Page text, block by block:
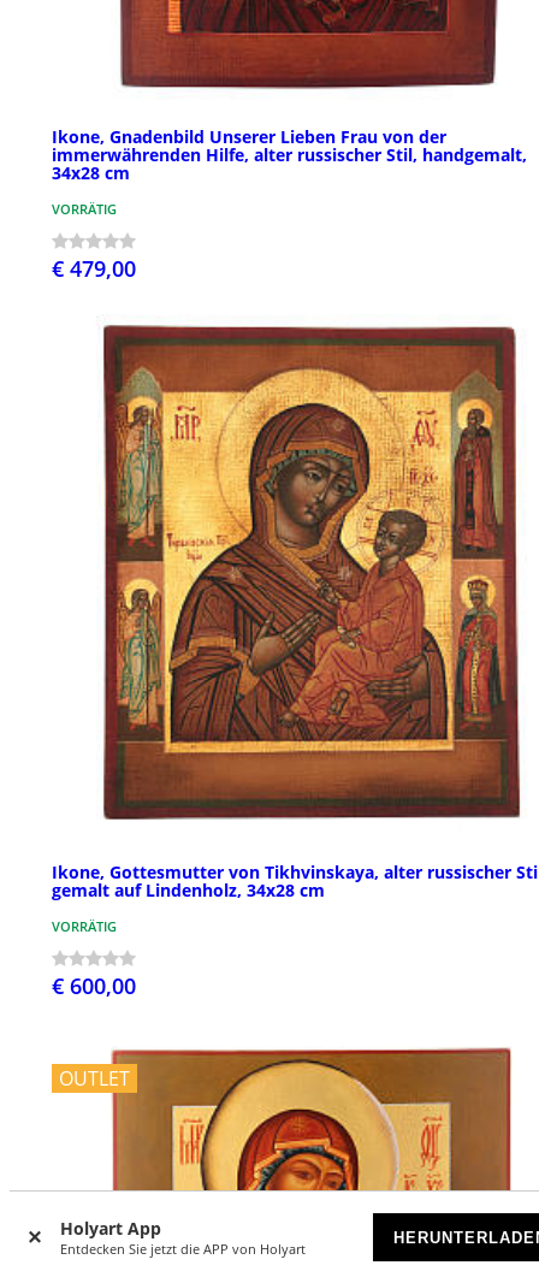
Holyart App
Entdecken Sie jetzt die APP von Holyart
Ikone, Gnadenbild Unserer Lieben Frau von der
immerwährenden Hilfe, alter russischer Stil, handgemalt,
34x28 cm
VORRÄTIG
€ 479,00
Ikone, Gottesmutter von Tikhvinskaya, alter russischer
gemalt auf Lindenholz, 34x28 cm
VORRÄTIG
€ 600,00
OUTLET